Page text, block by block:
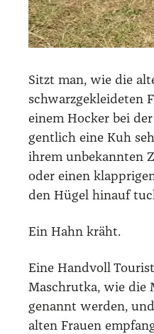
Sitzt man, wie die
schwarz­ge­klei­de­ten
einem Hocker bei
gent­lich eine Kuh
ihrem unbe­kann­ten
oder einen
den Hügel hin­auf
Ein Hahn kräht.
Eine Hand­voll
Masch­rut­ka, wie die
genannt wer­den,
alten Frau­en